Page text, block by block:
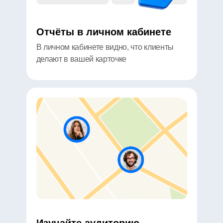
Отчёты в личном кабинете
В личном кабинете видно, что клиенты
делают в вашей карточке
Результаты,
которые видит бизнес